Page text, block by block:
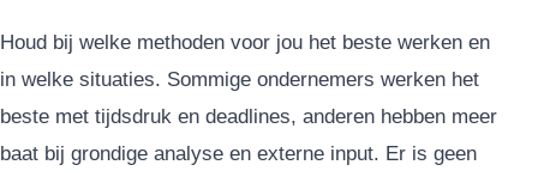
Houd bij welke methoden voor jou het beste werken en
in welke situaties. Sommige ondernemers werken het
beste met tijdsdruk en deadlines, anderen hebben meer
baat bij grondige analyse en externe input. Er is geen